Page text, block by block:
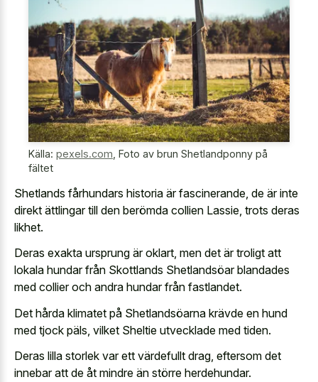
Källa: pexels.com, Foto av brun Shetlandponny på
fältet
Shetlands fårhundars historia är fascinerande, de är inte
direkt ättlingar till den berömda collien Lassie, trots deras
likhet.
Deras exakta ursprung är oklart, men det är troligt att
lokala hundar från Skottlands Shetlandsöar blandades
med collier och andra hundar från fastlandet.
Det hårda klimatet på Shetlandsöarna krävde en hund
med tjock päls, vilket Sheltie utvecklade med tiden.
Deras lilla storlek var ett värdefullt drag, eftersom det
innebar att de åt mindre än större herdehundar.